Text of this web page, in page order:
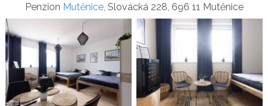
Penzion Mutěnice, Slovácká 228, 696 11 Mutěnice